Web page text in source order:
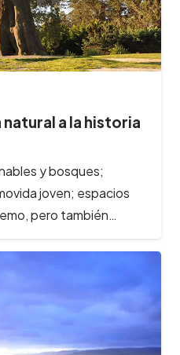
a la historia
y bosques;
joven; espacios
pero también…